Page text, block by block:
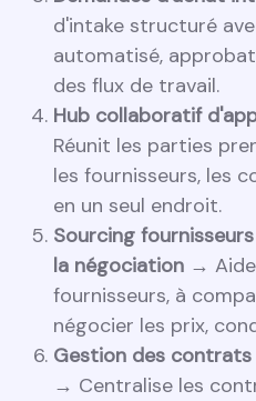
d'intake structuré
automatisé,
des flux de travail.
Hub collaboratif
Réunit les parties
les fournisseurs, les
en un seul endroit.
Sourcing
la négociation →
fournisseurs, à
négocier les prix,
Gestion des
→ Centralise les